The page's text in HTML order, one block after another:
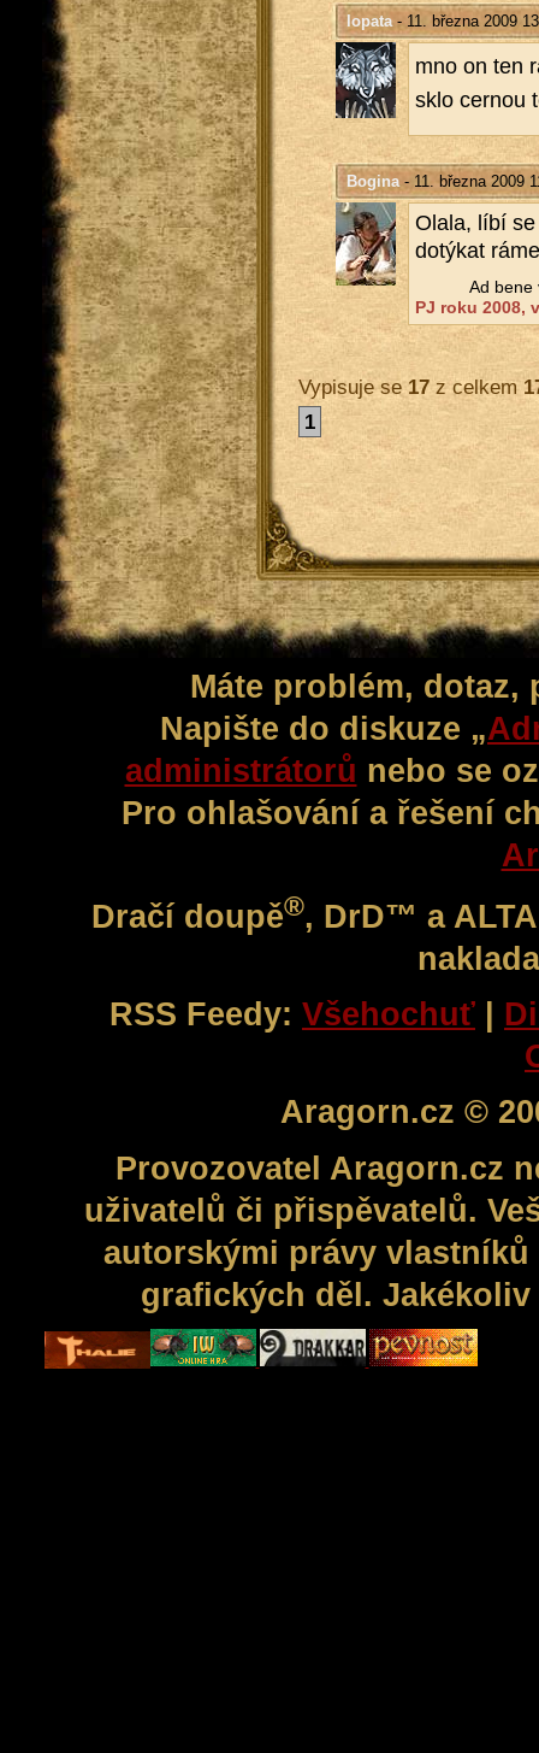
lopata- 11. března 2009
mno on ten
sklo cer­nou
Bogina- 11. března 2009
Olala, líbí
do­tý­kat
Ad bene
PJ roku 2008,
Vypisuje se17z celkem
1
Máte problém,
Napište do diskuze „
administrátorů nebo se
Pro ohlašování a řešení
Dračí doupě®, DrD™ a
RSS Feedy: Všehochuť |
Aragorn.cz ©
Provozovatel Aragorn.cz
uživatelů či přispěvatelů.
autorskými právy
grafických děl.